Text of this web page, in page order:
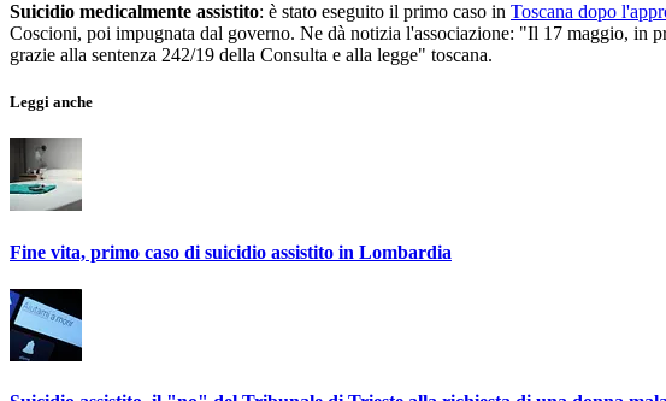
Suicidio medicalmente assistito: è stato eseguito il primo caso in Toscana dopo
Coscioni, poi impugnata dal governo. Ne dà notizia l'associazione: "Il 17 maggio, in
grazie alla sentenza 242/19 della Consulta e alla legge" toscana.
Leggi anche
Fine vita, primo caso di suicidio assistito in Lombardia